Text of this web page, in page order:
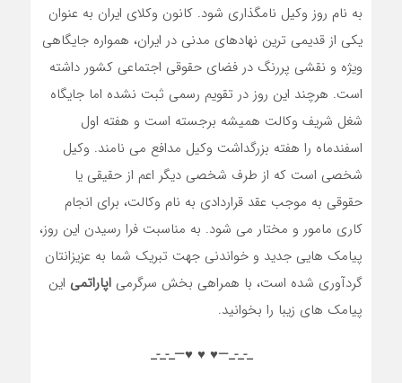
به نام روز وکیل نامگذاری شود. کانون وکلای ایران به عنوان
یکی از قدیمی ترین نهادهای مدنی در ایران، همواره جایگاهی
ویژه و نقشی پررنگ در فضای حقوقی اجتماعی کشور داشته
است. هرچند این روز در تقویم رسمی ثبت نشده اما جایگاه
شغل شریف وکالت همیشه برجسته است و هفته اول
اسفندماه را هفته بزرگداشت وکیل مدافع می نامند. وکیل
شخصی است که از طرف شخصی دیگر اعم از حقیقی یا
حقوقی به موجب عقد قراردادی به نام وکالت، برای انجام
کاری مامور و مختار می شود. به مناسبت فرا رسیدن این روز،
پیامک هایی جدید و خواندنی جهت تبریک شما به عزیزانتان
گردآوری شده است، با همراهی بخش سرگرمی اپاراتمی این
پیامک های زیبا را بخوانید.
_-_-_—♥️ ♥️ ♥️—_-_-_